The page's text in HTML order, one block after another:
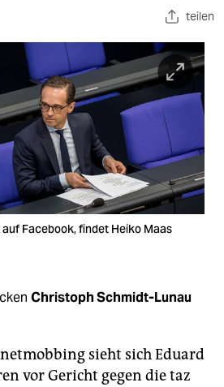
teilen
Facebook, findet Heiko Maas
Christoph Schmidt-Lunau
sieht sich Eduard
vor Gericht gegen die taz